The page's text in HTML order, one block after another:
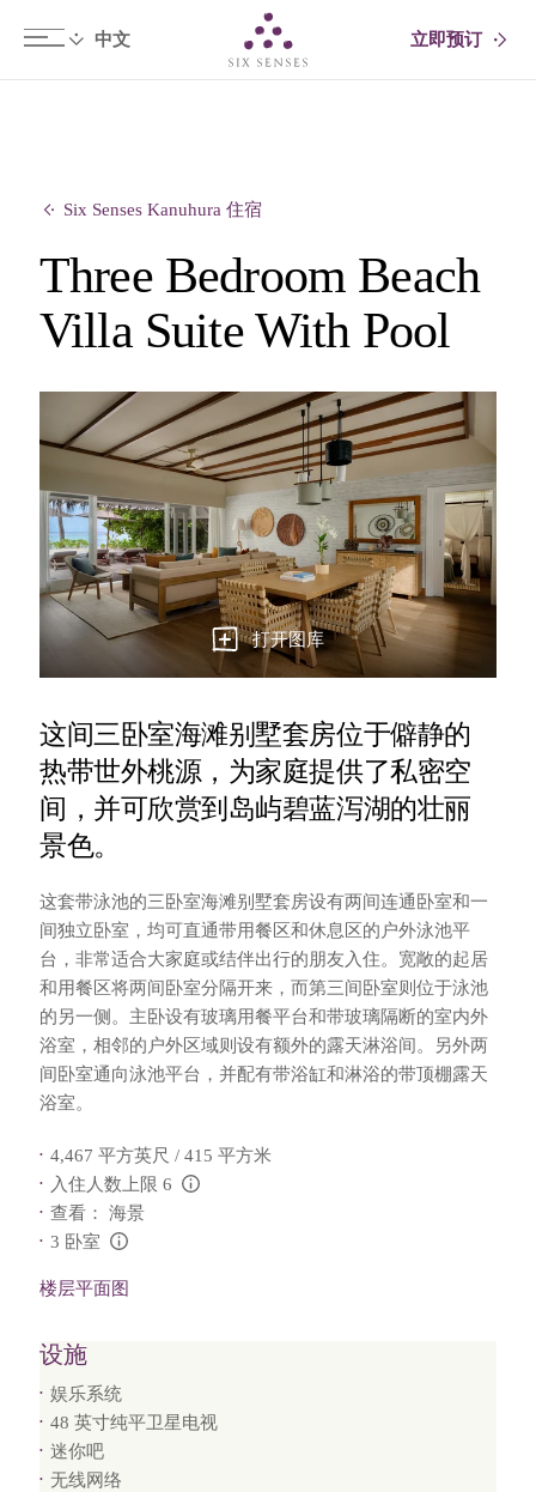
立即预订
Six Senses Kanuhura 住宿
Three Bedroom Beach
Villa Suite With Pool
打开图库
这间三卧室海滩别墅套房位于僻静的
热带世外桃源，为家庭提供了私密空
间，并可欣赏到岛屿碧蓝泻湖的壮丽
景色。
这套带泳池的三卧室海滩别墅套房设有两间连通卧室和一
间独立卧室，均可直通带用餐区和休息区的户外泳池平
台，非常适合大家庭或结伴出行的朋友入住。宽敞的起居
和用餐区将两间卧室分隔开来，而第三间卧室则位于泳池
的另一侧。主卧设有玻璃用餐平台和带玻璃隔断的室内外
浴室，相邻的户外区域则设有额外的露天淋浴间。另外两
间卧室通向泳池平台，并配有带浴缸和淋浴的带顶棚露天
浴室。
4,467 平方英尺 / 415 平方米
入住人数上限 6
查看： 海景
3 卧室
楼层平面图
设施
娱乐系统
48 英寸纯平卫星电视
迷你吧
无线网络